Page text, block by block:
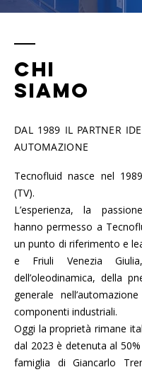
CHI
SIAMO
DAL 1989 IL PARTNER
AUTOMAZIONE
Tecnofluid nasce nel
(TV).
L’esperienza, la
hanno permesso a
un punto di riferimento e
e Friuli Venezia
dell’oleodinamica, della
generale
componenti industriali.
Oggi la proprietà rimane
dal 2023 è detenuta al
famiglia di Giancarlo